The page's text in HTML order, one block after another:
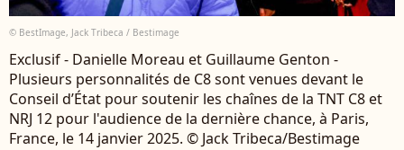
© BestImage, Jack Tribeca / Bestimage
Exclusif - Danielle Moreau et Guillaume Genton -
Plusieurs personnalités de C8 sont venues devant le
Conseil d’État pour soutenir les chaînes de la TNT C8 et
NRJ 12 pour l'audience de la dernière chance, à Paris,
France, le 14 janvier 2025. © Jack Tribeca/Bestimage